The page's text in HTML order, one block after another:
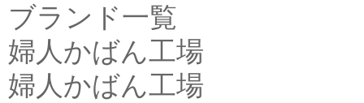
ブランド一覧
婦人かばん工場
婦人かばん工場